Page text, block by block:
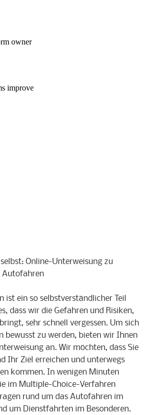
Online-Unterweisung zu
Autofahren
ist ein so selbstverständlicher Teil
dass wir die Gefahren und Risiken,
sehr schnell vergessen. Um sich
bewusst zu werden, bieten wir Ihnen
an. Wir möchten, dass Sie
Ihr Ziel erreichen und unterwegs
kommen. In wenigen Minuten
im Multiple-Choice-Verfahren
rund um das Autofahren im
um Dienstfahrten im Besonderen.